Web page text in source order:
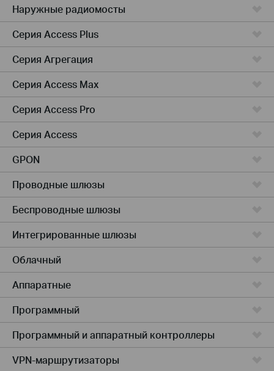
Наружные радиомосты
Серия Access Plus
Серия Агрегация
Серия Access Max
Серия Access Pro
Серия Access
GPON
Проводные шлюзы
Беспроводные шлюзы
Интегрированные шлюзы
Облачный
Аппаратные
Программный
Программный и аппаратный контроллеры
VPN-маршрутизаторы